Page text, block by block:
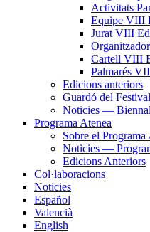
Activitats
Equipe VIII
Jurat VIII
Cartell VIII
Palmarés
Edicions anteriors
Guardó del Festival
Noticies —
Programa Atenea
Sobre el Programa
Noticies —
Edicions Anteriors
Col·laboracions
Noticies
Español
Valencià
English